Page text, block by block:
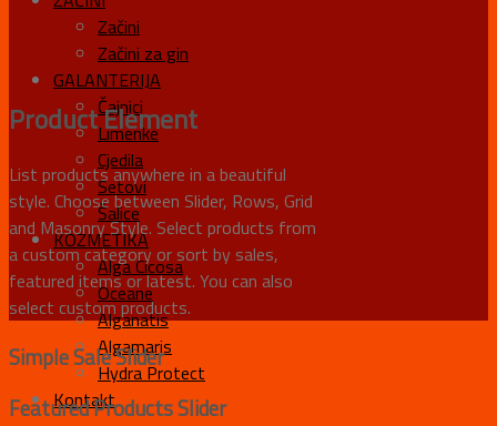
Začini
Začini za gin
GALANTERIJA
Čajnici
Limenke
Cjedila
Setovi
Šalice
KOZMETIKA
Alga Cicosa
Oceane
Alganatis
Algamaris
Hydra Protect
Kontakt
Product Element
List products anywhere in a beautiful
style. Choose between Slider, Rows, Grid
and Masonry Style. Select products from
a custom category or sort by sales,
featured items or latest. You can also
select custom products.
Simple Sale Slider
Featured Products Slider